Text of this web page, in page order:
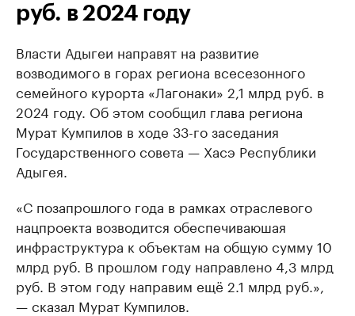
руб. в 2024 году
Власти Адыгеи направят на развитие
возводимого в горах региона всесезонного
семейного курорта «Лагонаки» 2,1 млрд руб. в
2024 году. Об этом сообщил глава региона
Мурат Кумпилов в ходе 33-го заседания
Государственного совета — Хасэ Республики
Адыгея.
«С позапрошлого года в рамках отраслевого
нацпроекта возводится обеспечиваюшая
инфраструктура к объектам на общую сумму 10
млрд руб. В прошлом году направлено 4,3 млрд
руб. В этом году направим ещё 2.1 млрд руб.»,
— сказал Мурат Кумпилов.